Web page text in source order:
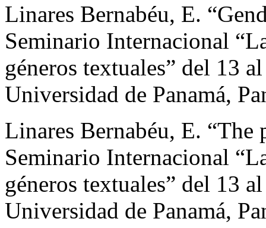
Linares Bernabéu, E.
Seminario Internacional
géneros textuales” del 13
Universidad de Panamá,
Linares Bernabéu, E.
Seminario Internacional
géneros textuales” del 13
Universidad de Panamá,